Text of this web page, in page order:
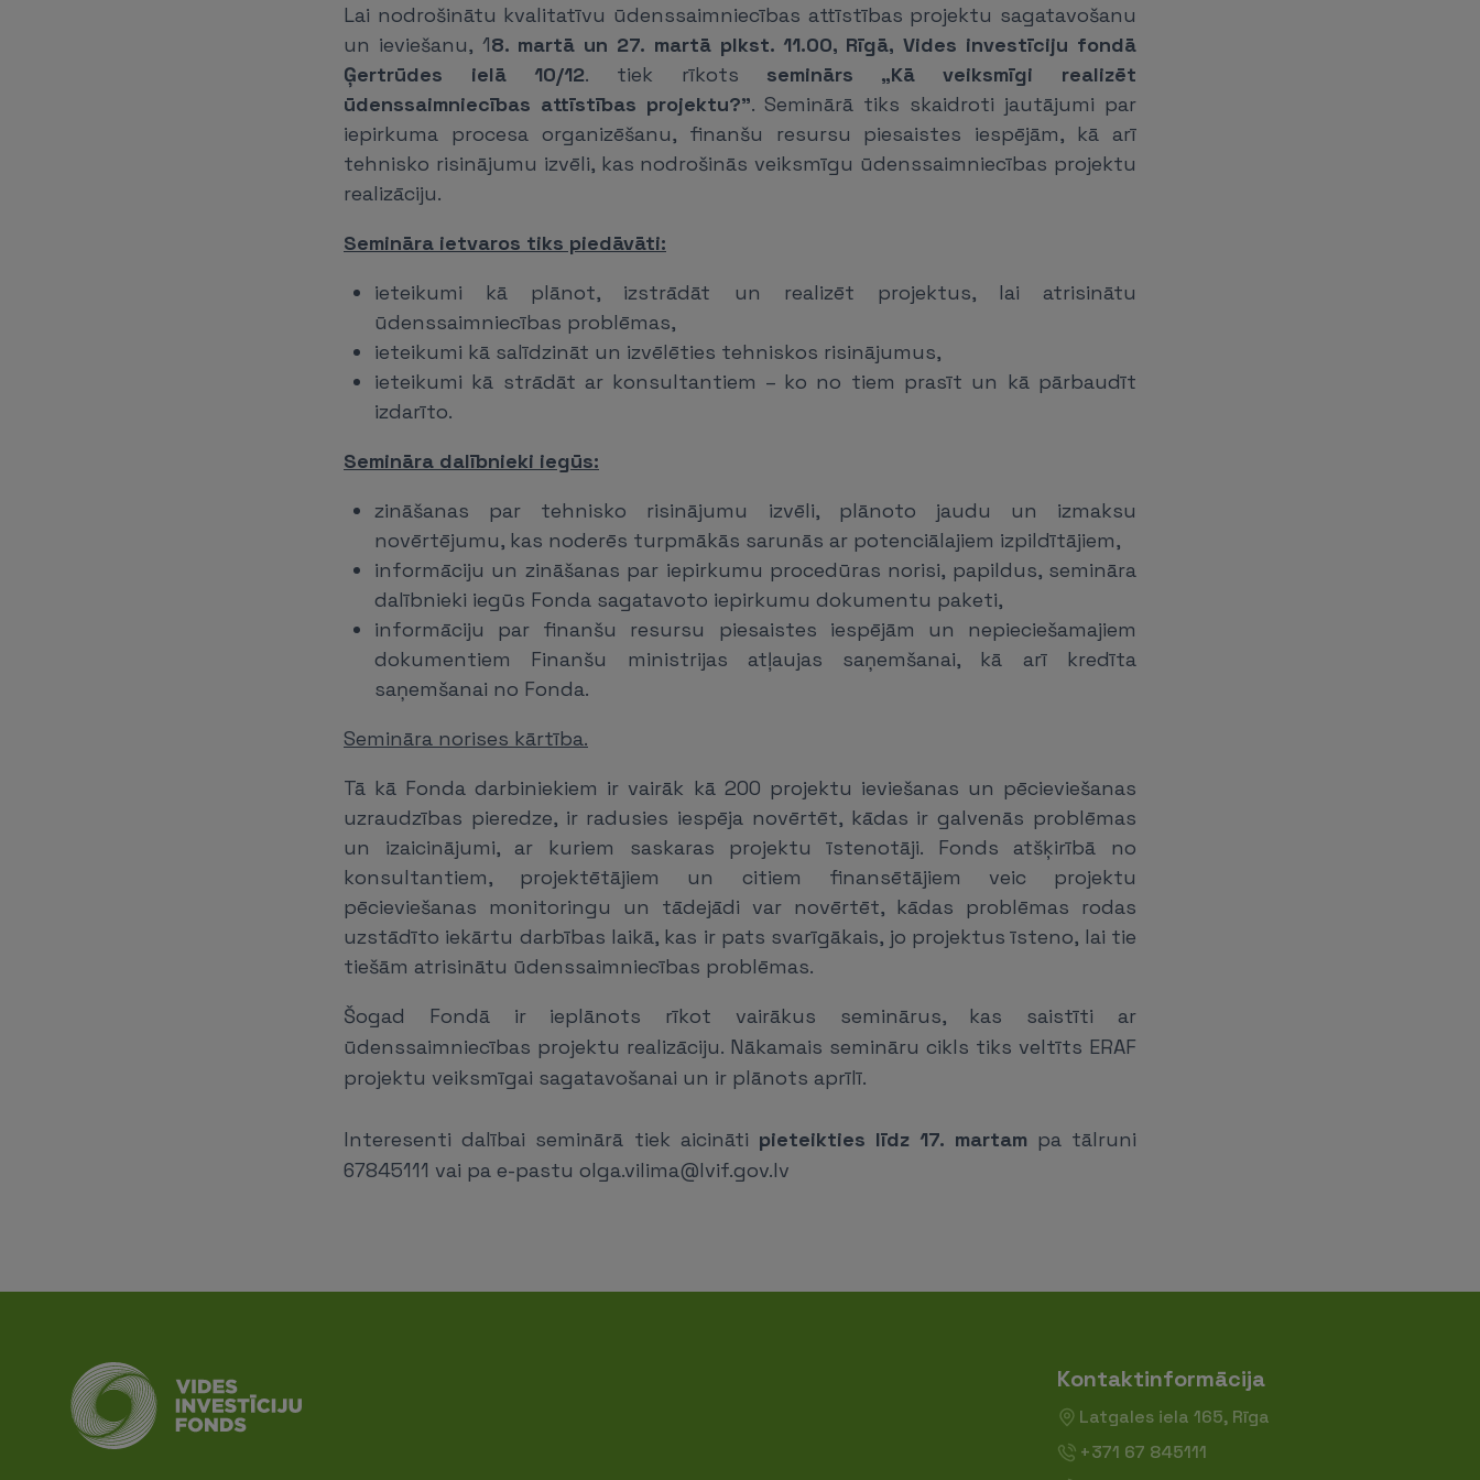
Lai nodrošinātu kvalitatīvu ūdenssaimniecības attīstības projektu sagatavošanu
un ieviešanu, 18. martā un 27. martā plkst. 11.00, Rīgā, Vides investīciju fondā
Ģertrūdes ielā 10/12. tiek rīkots seminārs „Kā veiksmīgi realizēt
ūdenssaimniecības attīstības projektu?”. Seminārā tiks skaidroti jautājumi par
iepirkuma procesa organizēšanu, finanšu resursu piesaistes iespējām, kā arī
tehnisko risinājumu izvēli, kas nodrošinās veiksmīgu ūdenssaimniecības projektu
realizāciju.
Semināra ietvaros tiks piedāvāti:
ieteikumi kā plānot, izstrādāt un realizēt projektus, lai atrisinātu
ūdenssaimniecības problēmas,
ieteikumi kā salīdzināt un izvēlēties tehniskos risinājumus,
ieteikumi kā strādāt ar konsultantiem – ko no tiem prasīt un kā pārbaudīt
izdarīto.
Semināra dalībnieki iegūs:
zināšanas par tehnisko risinājumu izvēli, plānoto jaudu un izmaksu
novērtējumu, kas noderēs turpmākās sarunās ar potenciālajiem izpildītājiem,
informāciju un zināšanas par iepirkumu procedūras norisi, papildus, semināra
dalībnieki iegūs Fonda sagatavoto iepirkumu dokumentu paketi,
informāciju par finanšu resursu piesaistes iespējām un nepieciešamajiem
dokumentiem Finanšu ministrijas atļaujas saņemšanai, kā arī kredīta
saņemšanai no Fonda.
Semināra norises kārtība.
Tā kā Fonda darbiniekiem ir vairāk kā 200 projektu ieviešanas un pēcieviešanas
uzraudzības pieredze, ir radusies iespēja novērtēt, kādas ir galvenās problēmas
un izaicinājumi, ar kuriem saskaras projektu īstenotāji. Fonds atšķirībā no
konsultantiem, projektētājiem un citiem finansētājiem veic projektu
pēcieviešanas monitoringu un tādejādi var novērtēt, kādas problēmas rodas
uzstādīto iekārtu darbības laikā, kas ir pats svarīgākais, jo projektus īsteno, lai tie
tiešām atrisinātu ūdenssaimniecības problēmas.
Šogad Fondā ir ieplānots rīkot vairākus seminārus, kas saistīti ar
ūdenssaimniecības projektu realizāciju. Nākamais semināru cikls tiks veltīts ERAF
projektu veiksmīgai sagatavošanai un ir plānots aprīlī.
Interesenti dalībai seminārā tiek aicināti pieteikties līdz 17. martampa tālruni
67845111 vai pa e-pastu olga.vilima@lvif.gov.lv
Kontaktinformācija
Latgales iela 165, Rīga
+371 67 845111